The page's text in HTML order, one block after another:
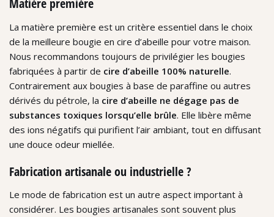
La matière première est un critère essentiel dans le choix
de la meilleure bougie en cire d’abeille pour votre maison.
Nous recommandons toujours de privilégier les bougies
fabriquées à partir de cire d’abeille 100% naturelle.
Contrairement aux bougies à base de paraffine ou autres
dérivés du pétrole, la cire d’abeille ne dégage pas de
substances toxiques lorsqu’elle brûle. Elle libère même
des ions négatifs qui purifient l’air ambiant, tout en diffusant
une douce odeur miellée.
Fabrication artisanale ou industrielle ?
Le mode de fabrication est un autre aspect important à
considérer. Les bougies artisanales sont souvent plus